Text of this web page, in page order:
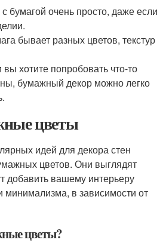
с бумагой очень просто, даже если
бывает разных цветов, текстур
хотите попробовать что-то
бумажный декор можно легко
цветы
идей для декора стен
цветов. Они выглядят
добавить вашему интерьеру
минимализма, в зависимости от
цветы?